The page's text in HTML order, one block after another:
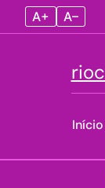
A+ A–
Início